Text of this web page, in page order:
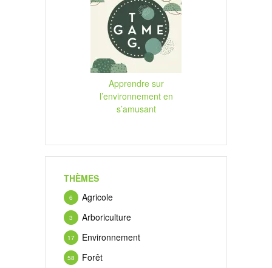
Apprendre sur
l’environnement en
s’amusant
THÈMES
Agricole
6
Arboriculture
3
Environnement
17
Forêt
58